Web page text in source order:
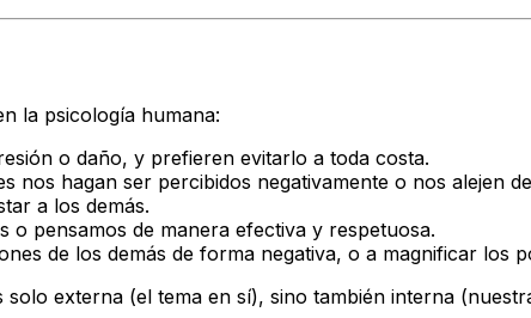
la psicología humana:
o daño, y prefieren evitarlo a toda costa.
nos hagan ser percibidos negativamente o nos alejen
a los demás.
o pensamos de manera efectiva y respetuosa.
de los demás de forma negativa, o a magnificar los
externa (el tema en sí), sino también interna